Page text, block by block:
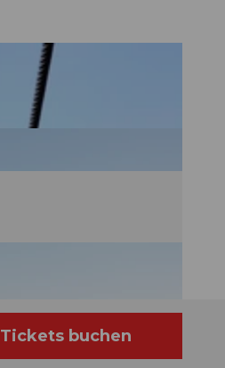
Tickets buchen